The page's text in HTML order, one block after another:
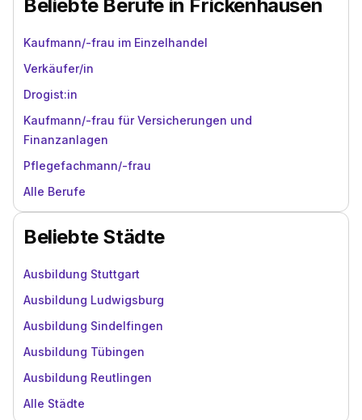
Beliebte Berufe in Frickenhausen
Kaufmann/-frau im Einzelhandel
Verkäufer/in
Drogist:in
Kaufmann/-frau für Versicherungen und
Finanzanlagen
Pflegefachmann/-frau
Alle Berufe
Beliebte Städte
Ausbildung Stuttgart
Ausbildung Ludwigsburg
Ausbildung Sindelfingen
Ausbildung Tübingen
Ausbildung Reutlingen
Alle Städte